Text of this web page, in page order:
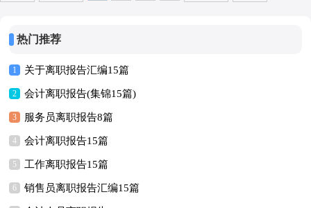
热门推荐
1 关于离职报告汇编15篇
2 会计离职报告(集锦15篇)
3 服务员离职报告8篇
4 会计离职报告15篇
5 工作离职报告15篇
6 销售员离职报告汇编15篇